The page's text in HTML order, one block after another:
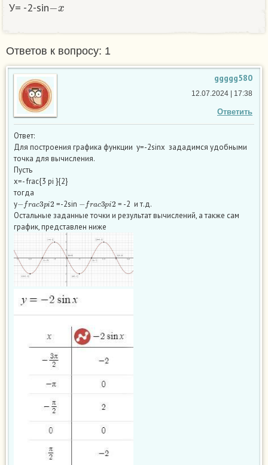
У= -2-sin
Ответов к вопросу: 1
ggggg580
Ответить
12.07.2024 | 17:38
Ответ:
Для построения графика функции y=-2sinx зададимся удобными
точка для вычисления.
Пусть
x=- frac{3 pi }{2}
тогда
y
ra p =-2sin ra pi
= -2 и т.д.
Остальные заданные точки и результат вычислений, а также сам
график, представлен ниже